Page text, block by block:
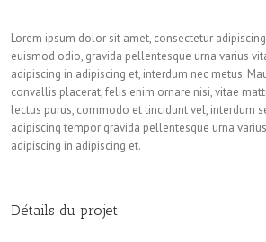
Lorem ipsum dolor sit amet, consectetur
euismod odio, gravida pellentesque urna varius
adipiscing in adipiscing et, interdum nec metus.
convallis placerat, felis enim ornare nisi, vitae
lectus purus, commodo et tincidunt vel, interdum
adipiscing tempor gravida pellentesque urna
adipiscing in adipiscing et.
Détails du projet